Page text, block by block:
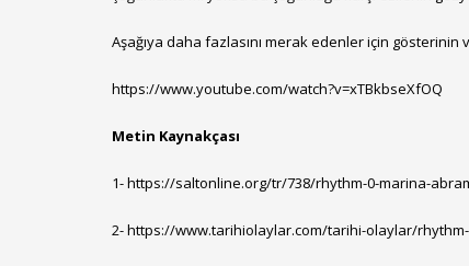
Aşağıya daha fazlasını merak edenler için
https://www.youtube.com/watch?v=xTBkbseXfOQ
Metin Kaynakçası
1-https://saltonline.org/tr/738/rhythm-0-marina-
2-https://www.tarihiolaylar.com/tarihi-olaylar/rhythm-